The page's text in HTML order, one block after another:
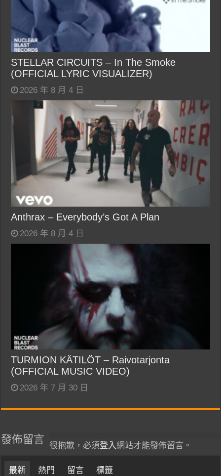
STELLAR CIRCUITS – In The Smoke
(OFFICIAL LYRIC VISUALIZER)
2026 年 8 月 4 日
Anthrax – Everybody’s Got A Plan
2026 年 8 月 4 日
TURMION KÄTILÖT – Raivotarjonta
(OFFICIAL MUSIC VIDEO)
2026 年 7 月 30 日
發佈留言
很抱歉，必須登入網站才能發佈留言。
最新 熱門 留言 標籤